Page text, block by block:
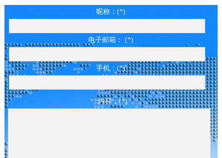
昵称：(*)
电子邮箱： (*)
手机：(*)
内容：(*)